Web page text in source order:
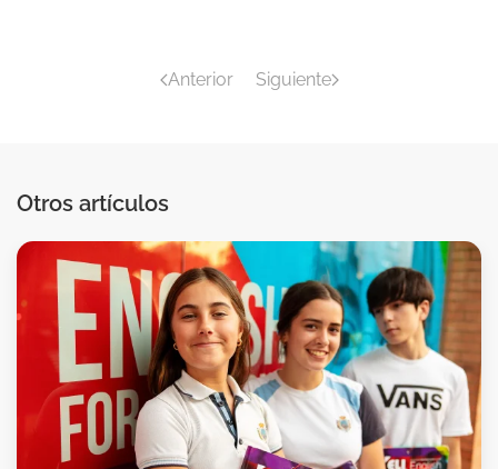
Anterior Siguiente
Otros artículos